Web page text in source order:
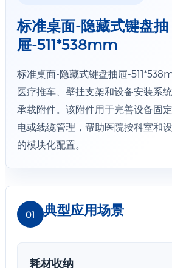
标准桌面-隐藏式键盘抽
屉-511*538mm
标准桌面-隐藏式键盘抽屉-
医疗推车、壁挂支架和设备安装系
承载附件。该附件用于完善设备固
电或线缆管理，帮助医院按科室和
的模块化配置。
01 典型应用场景
耗材收纳